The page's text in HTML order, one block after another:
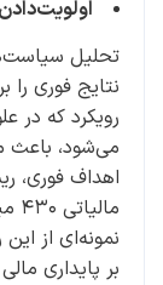
تحلیل
نتایج فوری
رویکرد که در
می‌شود، باعث
اهداف فوری،
نمونه‌ای از
بر پایداری